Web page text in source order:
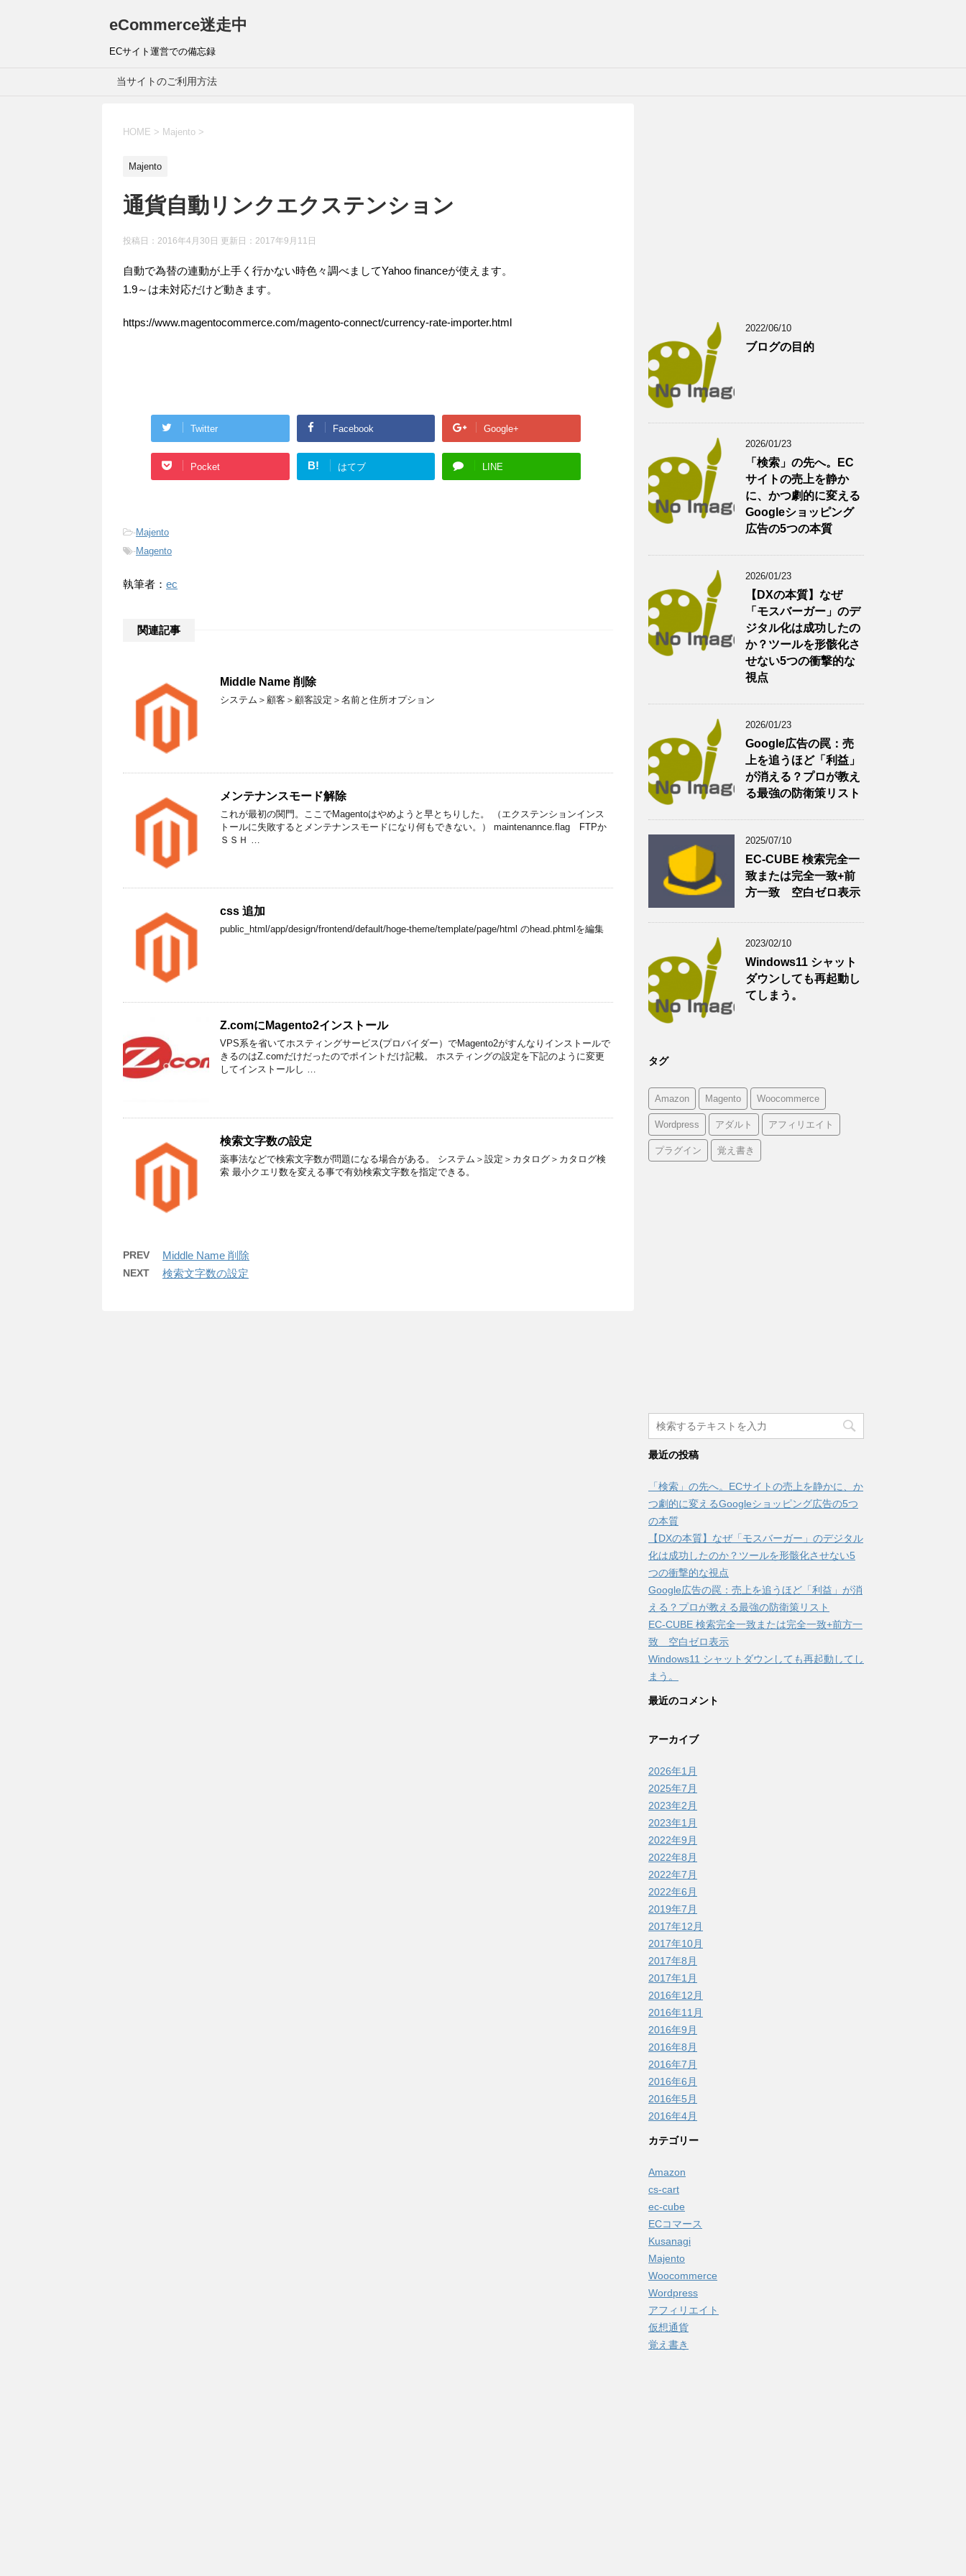
eCommerce迷走中
ECサイト運営での備忘録
当サイトのご利用方法
HOME > Majento >
Majento
通貨自動リンクエクステンション
投稿日：2016年4月30日 更新日： 2017年9月11日
自動で為替の連動が上手く行かない時色々調べましてYahoo financeが使えます。
1.9～は未対応だけど動きます。
https://www.magentocommerce.com/magento-connect/currency-rate-importer.html
Twitter Facebook Google+
Pocket B! はてブ LINE
-Majento
-Magento
執筆者： ec
関連記事
Middle Name 削除
システム＞顧客＞顧客設定＞名前と住所オプション
メンテナンスモード解除
これが最初の関門。ここでMagentoはやめようと早とちりした。 （エクステンションインス
トールに失敗するとメンテナンスモードになり何もできない。） maintenannce.flag FTPか
ＳＳＨ …
css 追加
public_html/app/design/frontend/default/hoge-theme/template/page/html のhead.phtmlを編集
Z.comにMagento2インストール
VPS系を省いてホスティングサービス(プロバイダー）でMagento2がすんなりインストールで
きるのはZ.comだけだったのでポイントだけ記載。 ホスティングの設定を下記のように変更
してインストールし …
検索文字数の設定
薬事法などで検索文字数が問題になる場合がある。 システム＞設定＞カタログ＞カタログ検
索 最小クエリ数を変える事で有効検索文字数を指定できる。
PREV Middle Name 削除
NEXT 検索文字数の設定
2022/06/10
ブログの目的
2026/01/23
「検索」の先へ。EC
サイトの売上を静か
に、かつ劇的に変える
Googleショッピング
広告の5つの本質
2026/01/23
【DXの本質】なぜ
「モスバーガー」のデ
ジタル化は成功したの
か？ツールを形骸化さ
せない5つの衝撃的な
視点
2026/01/23
Google広告の罠：売
上を追うほど「利益」
が消える？プロが教え
る最強の防衛策リスト
2025/07/10
EC-CUBE 検索完全一
致または完全一致+前
方一致 空白ゼロ表示
2023/02/10
Windows11 シャット
ダウンしても再起動し
てしまう。
タグ
Amazon Magento Woocommerce
Wordpress アダルト アフィリエイト
プラグイン 覚え書き
最近の投稿
「検索」の先へ。ECサイトの売上を静かに、か
つ劇的に変えるGoogleショッピング広告の5つ
の本質
【DXの本質】なぜ「モスバーガー」のデジタル
化は成功したのか？ツールを形骸化させない5
つの衝撃的な視点
Google広告の罠：売上を追うほど「利益」が消
える？プロが教える最強の防衛策リスト
EC-CUBE 検索完全一致または完全一致+前方一
致 空白ゼロ表示
Windows11 シャットダウンしても再起動してし
まう。
最近のコメント
アーカイブ
2026年1月
2025年7月
2023年2月
2023年1月
2022年9月
2022年8月
2022年7月
2022年6月
2019年7月
2017年12月
2017年10月
2017年8月
2017年1月
2016年12月
2016年11月
2016年9月
2016年8月
2016年7月
2016年6月
2016年5月
2016年4月
カテゴリー
Amazon
cs-cart
ec-cube
ECコマース
Kusanagi
Majento
Woocommerce
Wordpress
アフィリエイト
仮想通貨
覚え書き